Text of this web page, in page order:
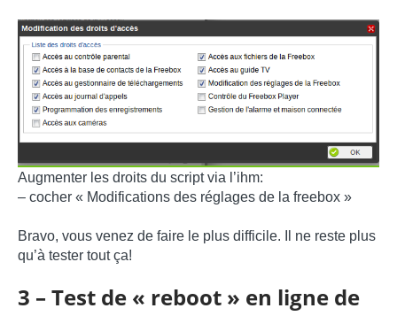
Augmenter les droits du script via l’ihm:
– cocher « Modifications des réglages de la freebox »
Bravo, vous venez de faire le plus difficile. Il ne reste plus
qu’à tester tout ça!
3 – Test de « reboot » en ligne de